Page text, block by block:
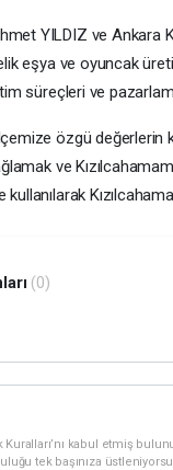
YILDIZ ve Ankara
eşya ve oyuncak
süreçleri ve
özgü değerlerin
ve
(0)
kabul etmiş
tek başınıza